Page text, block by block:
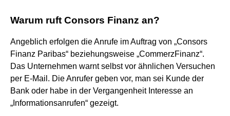
Warum ruft Consors Finanz an?
Angeblich erfolgen die Anrufe im Auftrag von „Consors
Finanz Paribas“ beziehungsweise „CommerzFinanz“.
Das Unternehmen warnt selbst vor ähnlichen Versuchen
per E-Mail. Die Anrufer geben vor, man sei Kunde der
Bank oder habe in der Vergangenheit Interesse an
„Informationsanrufen“ gezeigt.